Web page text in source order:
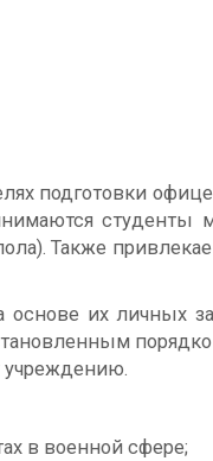
подготовки
Также
их личных
учреждению.
в военной сфере;